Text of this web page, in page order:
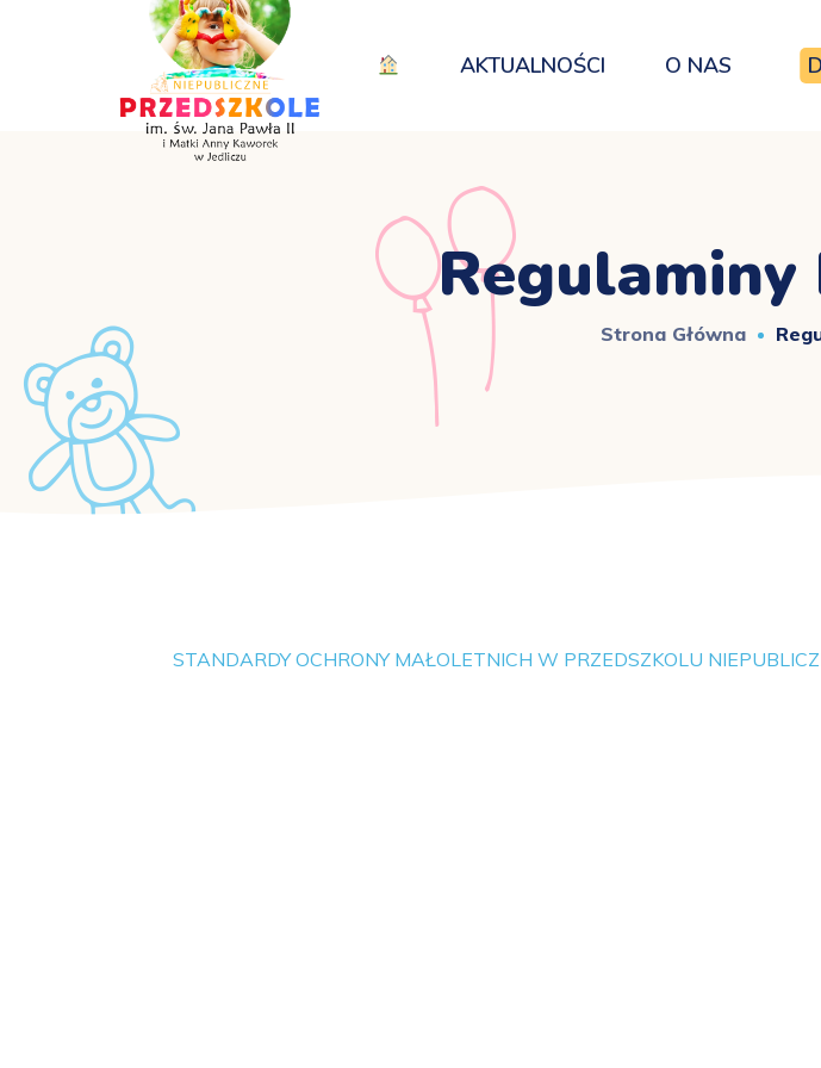
AKTUALNOŚCI O NAS
Strona Główna
STANDARDY OCHRONY MAŁOLETNICH W PRZEDSZKOLU